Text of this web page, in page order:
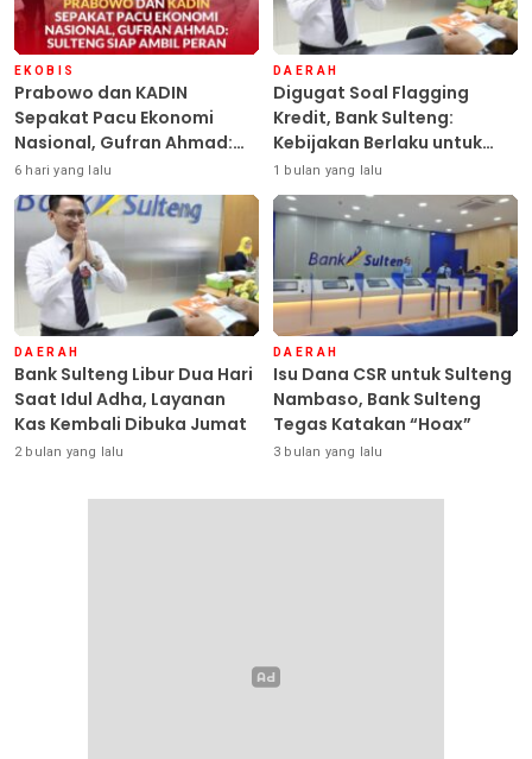
EKOBIS
Prabowo dan KADIN
Sepakat Pacu Ekonomi
Nasional, Gufran Ahmad:
Sulteng Siap Ambil Peran
6 hari yang lalu
DAERAH
Digugat Soal Flagging
Kredit, Bank Sulteng:
Kebijakan Berlaku untuk
Seluruh Debitur ASN
1 bulan yang lalu
DAERAH
Bank Sulteng Libur Dua Hari
Saat Idul Adha, Layanan
Kas Kembali Dibuka Jumat
2 bulan yang lalu
DAERAH
Isu Dana CSR untuk Sulteng
Nambaso, Bank Sulteng
Tegas Katakan “Hoax”
3 bulan yang lalu